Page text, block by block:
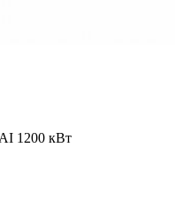
1200 кВт